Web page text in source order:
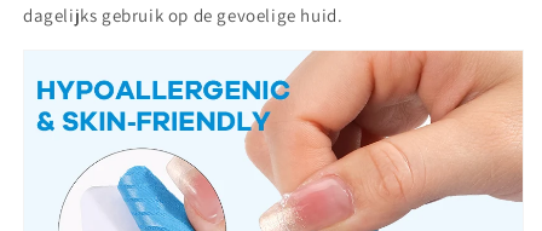
dagelijks gebruik op de gevoelige huid.